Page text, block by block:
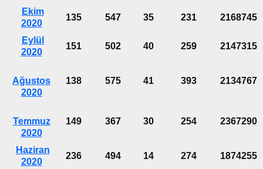
Ekim
2020
135 547 35 231 2168745
Eylül
2020
151 502 40 259 2147315
Ağustos
2020
138 575 41 393 2134767
Temmuz
2020
149 367 30 254 2367290
Haziran
2020
236 494 14 274 1874255